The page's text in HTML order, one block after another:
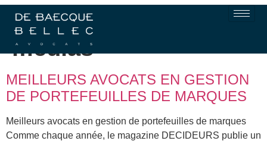
Étiquette :
médias
MEILLEURS AVOCATS EN GESTION
DE PORTEFEUILLES DE MARQUES
Meilleurs avocats en gestion de portefeuilles de marques
Comme chaque année, le magazine DECIDEURS publie un